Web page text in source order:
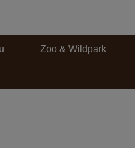
Zoo & Wildpark